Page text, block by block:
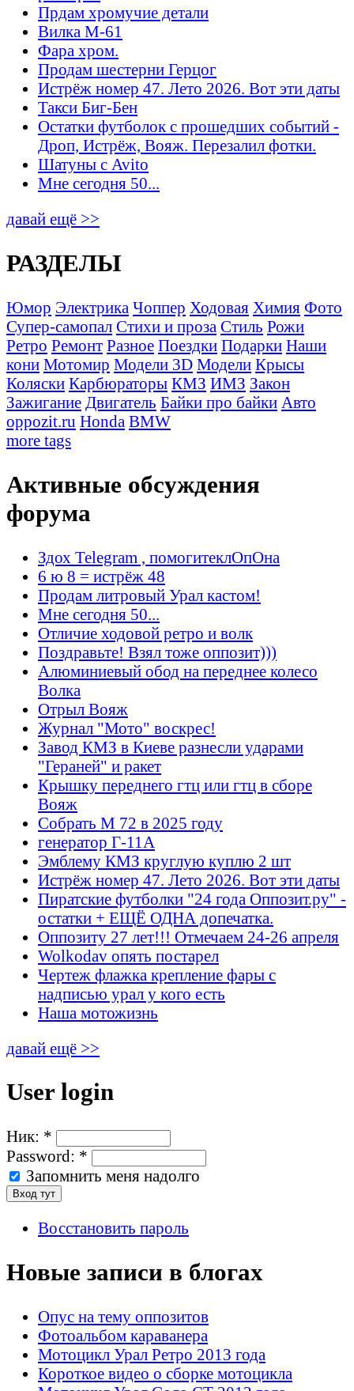
Прдам хромучие детали
Вилка М-61
Фара хром.
Продам шестерни Герцог
Истрёж номер 47. Лето 2026. Вот эти даты
Такси Биг-Бен
Остатки футболок с прошедших событий -
Дроп, Истрёж, Вояж. Перезалил фотки.
Шатуны с Avito
Мне сегодня 50...
давай ещё >>
РАЗДЕЛЫ
Юмор Электрика Чоппер Ходовая Химия Фото
Супер-самопал Стихи и проза Стиль Рожи
Ретро Ремонт Разное Поездки Подарки Наши
кони Мотомир Модели 3D Модели Крысы
Коляски Карбюраторы КМЗ ИМЗ Закон
Зажигание Двигатель Байки про байки Авто
oppozit.ru Honda BMW
more tags
Активные обсуждения
форума
Здох Telegram , помогитеклОпОна
6 ю 8 = истрёж 48
Продам литровый Урал кастом!
Мне сегодня 50...
Отличие ходовой ретро и волк
Поздравьте! Взял тоже оппозит)))
Алюминиевый обод на переднее колесо
Волка
Отрыл Вояж
Журнал "Мото" воскрес!
Завод КМЗ в Киеве разнесли ударами
"Гераней" и ракет
Крышку переднего гтц или гтц в сборе
Вояж
Собрать М 72 в 2025 году
генератор Г-11А
Эмблему КМЗ круглую куплю 2 шт
Истрёж номер 47. Лето 2026. Вот эти даты
Пиратские футболки "24 года Оппозит.ру" -
остатки + ЕЩЁ ОДНА допечатка.
Оппозиту 27 лет!!! Отмечаем 24-26 апреля
Wolkodav опять постарел
Чертеж флажка крепление фары с
надписью урал у кого есть
Наша мотожизнь
давай ещё >>
User login
Ник: *
Password: *
Запомнить меня надолго
Восстановить пароль
Новые записи в блогах
Опус на тему оппозитов
Фотоальбом караванера
Мотоцикл Урал Ретро 2013 года
Короткое видео о сборке мотоцикла